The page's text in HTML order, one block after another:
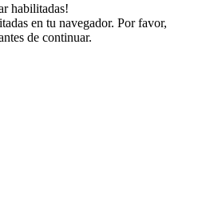
habilitadas!
en tu navegador. Por favor,
de continuar.